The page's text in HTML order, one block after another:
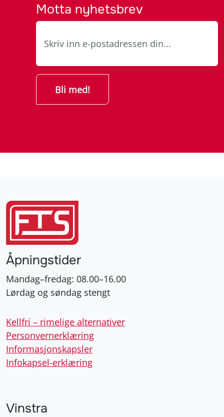
Motta nyhetsbrev
Åpningstider
Mandag–fredag: 08.00–16.00
Lørdag og søndag stengt
Kellfri – rimelige alternativer
Personvernerklæring
Informasjonskapsler
Infokapsel-erklæring
Vinstra